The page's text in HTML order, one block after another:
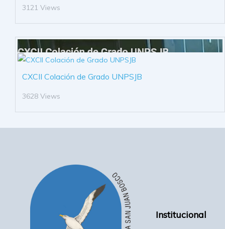
3121 Views
CXCII Colación de Grado UNPSJB
3628 Views
Institucional